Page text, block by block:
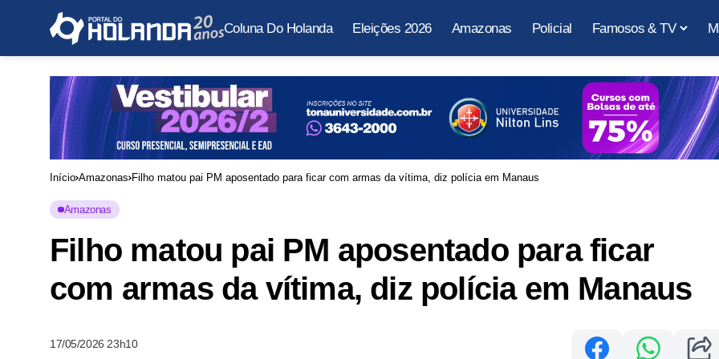
Coluna Do Holanda Eleições 2026 Amazonas Policial Famosos & TV
Início Amazonas Filho matou pai PM aposentado para ficar com armas da vítima, diz polícia em Manaus
Amazonas
Filho matou pai PM aposentado para ficar
com armas da vítima, diz polícia em Manaus
17/05/2026 23h10